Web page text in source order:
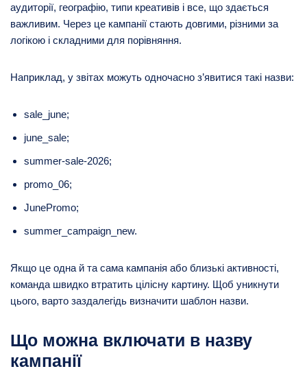
аудиторії, географію, типи креативів і все, що здається
важливим. Через це кампанії стають довгими, різними за
логікою і складними для порівняння.
Наприклад, у звітах можуть одночасно з’явитися такі назви:
sale_june;
june_sale;
summer-sale-2026;
promo_06;
JunePromo;
summer_campaign_new.
Якщо це одна й та сама кампанія або близькі активності,
команда швидко втратить цілісну картину. Щоб уникнути
цього, варто заздалегідь визначити шаблон назви.
Що можна включати в назву
кампанії